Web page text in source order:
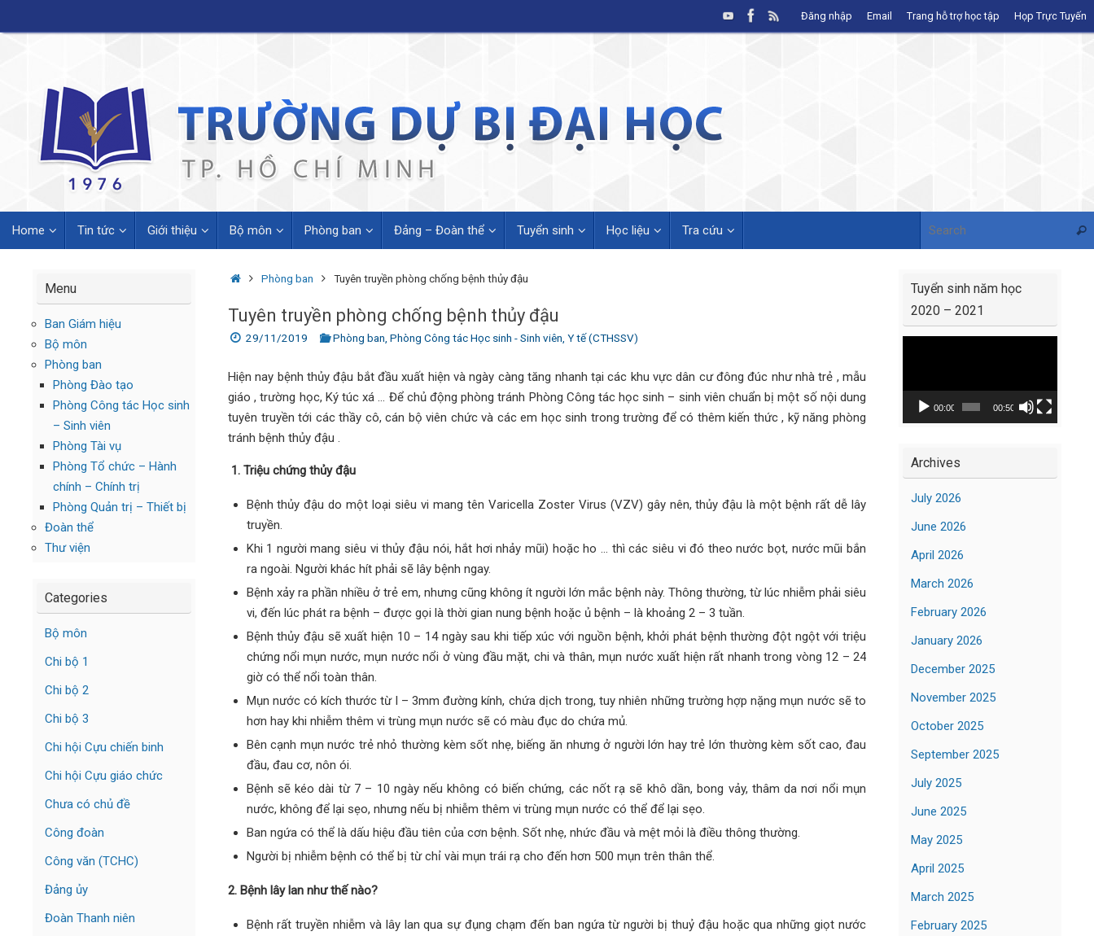
to
Đăng nhập Email Trang hỗ trợ học tập Họp Trực Tuyến
content
Home Tin tức Giới thiệu Bộ môn Phòng ban Đảng – Đoàn thể Tuyển sinh Học liệu Tra cứu
HomePhòng ban Tuyên truyền phòng chống bệnh thủy đậu
Tuyên truyền phòng chống bệnh thủy đậu
29/11/2019 Phòng ban ,Phòng Công tác Học sinh - Sinh viên ,Y tế (CTHSSV)
Hiện nay bệnh thủy đậu bắt đầu xuất hiện và ngày càng tăng nhanh tại các khu vực dân cư đông đúc như nhà trẻ , mẫu
giáo , trường học, Ký túc xá … Để chủ động phòng tránh Phòng Công tác học sinh – sinh viên chuẩn bị một số nội dung
tuyên truyền tới các thầy cô, cán bộ viên chức và các em học sinh trong trường để có thêm kiến thức , kỹ năng phòng
tránh bệnh thủy đậu .
1. Triệu chứng thủy đậu
Bệnh thủy đậu do một loại siêu vi mang tên Varicella Zoster Virus (VZV) gây nên, thủy đậu là một bệnh rất dễ lây
truyền.
Khi 1 người mang siêu vi thủy đậu nói, hắt hơi nhảy mũi) hoặc ho … thì các siêu vi đó theo nước bọt, nước mũi bắn
ra ngoài. Người khác hít phải sẽ lây bệnh ngay.
Bệnh xảy ra phần nhiều ở trẻ em, nhưng cũng không ít người lớn mắc bệnh này. Thông thường, từ lúc nhiễm phải siêu
vi, đến lúc phát ra bệnh – được gọi là thời gian nung bệnh hoặc ủ bệnh – là khoảng 2 – 3 tuần.
Bệnh thủy đậu sẽ xuất hiện 10 – 14 ngày sau khi tiếp xúc với nguồn bệnh, khởi phát bệnh thường đột ngột với triệu
chứng nổi mụn nước, mụn nước nổi ở vùng đầu mặt, chi và thân, mụn nước xuất hiện rất nhanh trong vòng 12 – 24
giờ có thể nổi toàn thân.
Mụn nước có kích thước từ l – 3mm đường kính, chứa dịch trong, tuy nhiên những trường hợp nặng mụn nước sẽ to
hơn hay khi nhiễm thêm vi trùng mụn nước sẽ có màu đục do chứa mủ.
Bên cạnh mụn nước trẻ nhỏ thường kèm sốt nhẹ, biếng ăn nhưng ở người lớn hay trẻ lớn thường kèm sốt cao, đau
đầu, đau cơ, nôn ói.
Bệnh sẽ kéo dài từ 7 – 10 ngày nếu không có biến chứng, các nốt rạ sẽ khô dần, bong vảy, thâm da nơi nổi mụn
nước, không để lại sẹo, nhưng nếu bị nhiễm thêm vi trùng mụn nước có thể để lại sẹo.
Ban ngứa có thể là dấu hiệu đầu tiên của cơn bệnh. Sốt nhẹ, nhức đầu và mệt mỏi là điều thông thường.
Người bị nhiễm bệnh có thể bị từ chỉ vài mụn trái rạ cho đến hơn 500 mụn trên thân thể.
2. Bệnh lây lan như thế nào?
Bệnh rất truyền nhiễm và lây lan qua sự đụng chạm đến ban ngứa từ người bị thuỷ đậu hoặc qua những giọt nước
Menu
Ban Giám hiệu
Bộ môn
Phòng ban
Phòng Đào tạo
Phòng Công tác Học sinh
– Sinh viên
Phòng Tài vụ
Phòng Tổ chức – Hành
chính – Chính trị
Phòng Quản trị – Thiết bị
Đoàn thể
Thư viện
Categories
Bộ môn
Chi bộ 1
Chi bộ 2
Chi bộ 3
Chi hội Cựu chiến binh
Chi hội Cựu giáo chức
Chưa có chủ đề
Công đoàn
Công văn (TCHC)
Đảng ủy
Đoàn Thanh niên
Tuyển sinh năm học
2020 – 2021
00:00 00:50
Archives
July 2026
June 2026
April 2026
March 2026
February 2026
January 2026
December 2025
November 2025
October 2025
September 2025
July 2025
June 2025
May 2025
April 2025
March 2025
February 2025